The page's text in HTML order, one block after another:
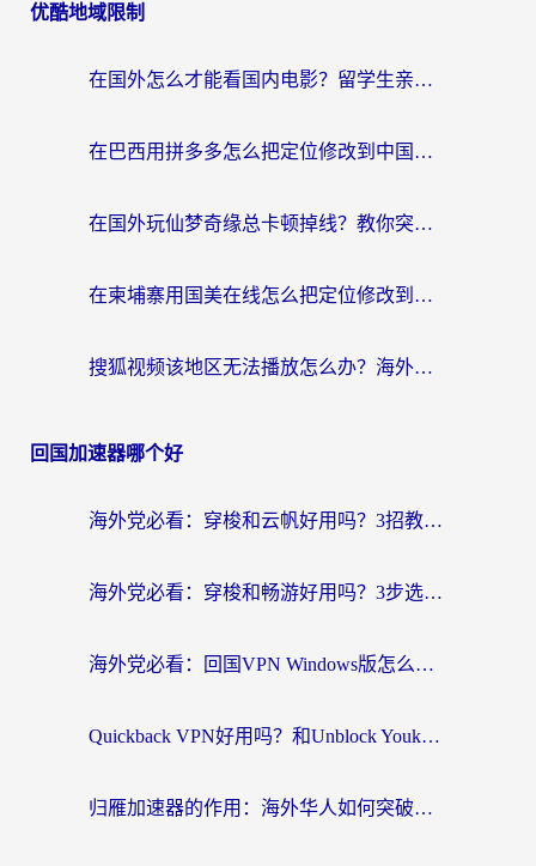
优酷地域限制
在国外怎么才能看国内电影？留学生亲测有效的地域限制突破指南
在巴西用拼多多怎么把定位修改到中国国内？3步解决海外党痛点，附芒果TV伊对可用攻略
在国外玩仙梦奇缘总卡顿掉线？教你突破限制+搞定追剧查诉讼的实用攻略
在柬埔寨用国美在线怎么把定位修改到中国国内？3个海外生活痛点一次解决
搜狐视频该地区无法播放怎么办？海外党亲测有效的回国加速指南
回国加速器哪个好
海外党必看：穿梭和云帆好用吗？3招教你选对回国加速器（附PTT翻墙+QuickbackFly2CN对比）
海外党必看：穿梭和畅游好用吗？3步选对回国加速器，无缝刷国内剧玩国服
海外党必看：回国VPN Windows版怎么选？3步找到最适合你的无缝访问方案
Quickback VPN好用吗？和Unblock YoukuVPN对比哪个回国效果更好？海外党无缝访问国内资源的实用指南
归雁加速器的作用：海外华人如何突破地域限制，无缝拥抱国内资源？